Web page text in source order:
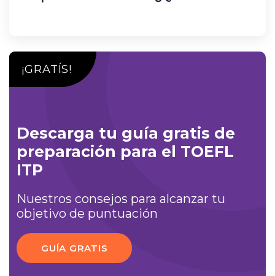
¡GRATÍS!
Descarga tu guía gratis de
preparación para el TOEFL
ITP
Nuestros consejos para alcanzar tu
objetivo de puntuación
GUÍA GRATIS